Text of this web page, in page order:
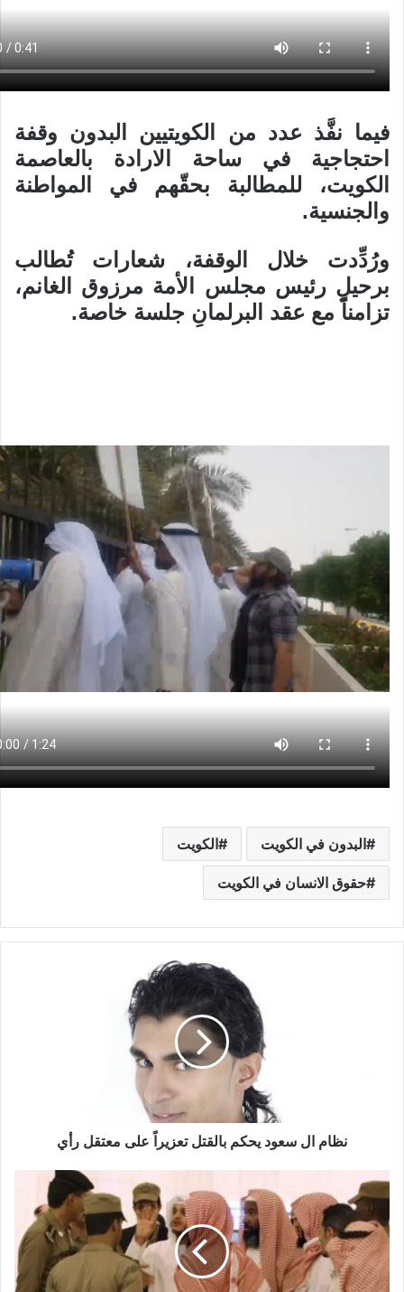
فيما نفَّذ عدد من الكويتيين البدون وقفة
احتجاجية في ساحة الارادة بالعاصمة
الكويت، للمطالبة بحقّهم في المواطنة
والجنسية.
ورُدِّدت خلال الوقفة، شعارات تُطالب
برحيلِ رئيس مجلس الأمة مرزوق الغانم،
تزامناً مع عقد البرلمانِ جلسة خاصة.
البدون في الكويت الكويت
حقوق الانسان في الكويت
نظام ال سعود يحكم بالقتل تعزيراً على معتقل رأي